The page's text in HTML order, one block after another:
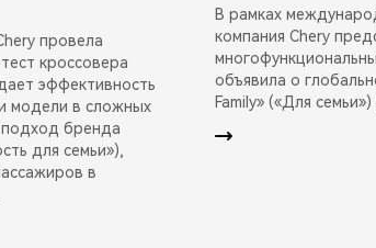
провела
кроссовера
эффективность
модели в сложных
бренда
для семьи»),
в
В рамках
компания Chery
объявила о
Family» («Для семьи»)